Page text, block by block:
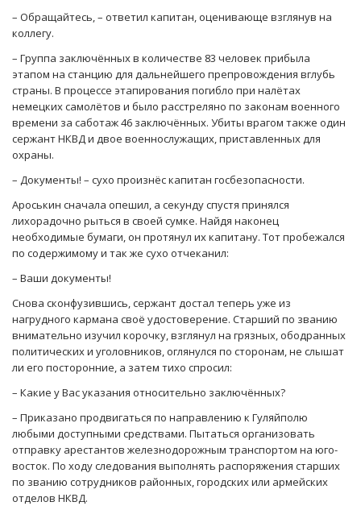
– Обращайтесь, – ответил капитан, оценивающе взглянув на
коллегу.
– Группа заключённых в количестве 83 человек прибыла
этапом на станцию для дальнейшего препровождения вглубь
страны. В процессе этапирования погибло при налётах
немецких самолётов и было расстреляно по законам военного
времени за саботаж 46 заключённых. Убиты врагом также один
сержант НКВД и двое военнослужащих, приставленных для
охраны.
– Документы! – сухо произнёс капитан госбезопасности.
Ароськин сначала опешил, а секунду спустя принялся
лихорадочно рыться в своей сумке. Найдя наконец
необходимые бумаги, он протянул их капитану. Тот пробежался
по содержимому и так же сухо отчеканил:
– Ваши документы!
Снова сконфузившись, сержант достал теперь уже из
нагрудного кармана своё удостоверение. Старший по званию
внимательно изучил корочку, взглянул на грязных, ободранных
политических и уголовников, оглянулся по сторонам, не слышат
ли его посторонние, а затем тихо спросил:
– Какие у Вас указания относительно заключённых?
– Приказано продвигаться по направлению к Гуляйполю
любыми доступными средствами. Пытаться организовать
отправку арестантов железнодорожным транспортом на юго-
восток. По ходу следования выполнять распоряжения старших
по званию сотрудников районных, городских или армейских
отделов НКВД.